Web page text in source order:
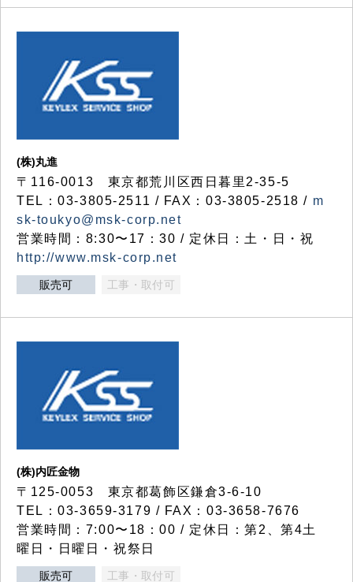
(株)丸進
〒116-0013 東京都荒川区西日暮里2-35-5
TEL：03-3805-2511 / FAX：03-3805-2518 / m
sk-toukyo@msk-corp.net
営業時間：8:30〜17：30 / 定休日：土・日・祝
http://www.msk-corp.net
販売可 工事・取付可
(株)内匠金物
〒125-0053 東京都葛飾区鎌倉3-6-10
TEL：03-3659-3179 / FAX：03-3658-7676
営業時間：7:00〜18：00 / 定休日：第2、第4土
曜日・日曜日・祝祭日
販売可 工事・取付可